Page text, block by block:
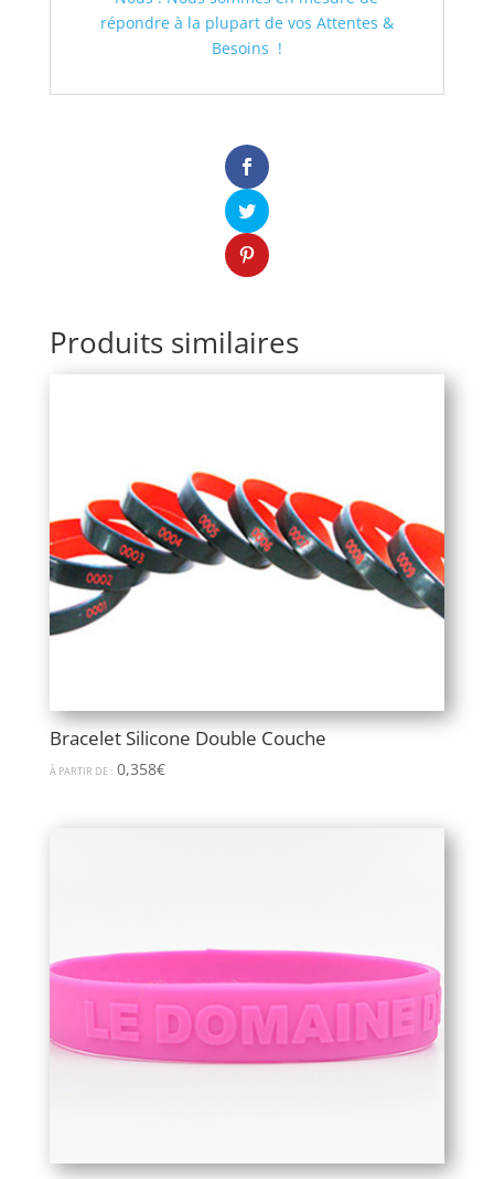
répondre à la plupart de vos Attentes &
Besoins !
Produits similaires
Bracelet Silicone Double Couche
À PARTIR DE : 0,358€